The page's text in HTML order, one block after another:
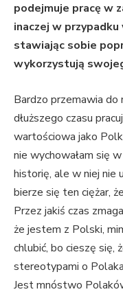
podejmuje pracę w
inaczej w
stawiając sobie
wykorzystują
Bardzo przemawia do
dłuższego czasu
wartościowa jako
nie wychowałam się
historię, ale w niej nie
bierze się ten ciężar,
Przez jakiś czas
że jestem z Polski,
chlubić, bo cieszę się,
stereotypami o
Jest mnóstwo